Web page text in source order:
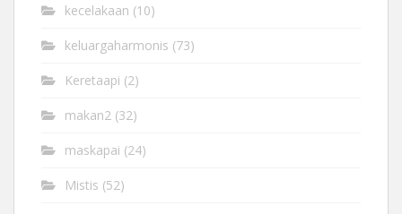
kecelakaan (10)
keluargaharmonis (73)
Keretaapi (2)
makan2 (32)
maskapai (24)
Mistis (52)